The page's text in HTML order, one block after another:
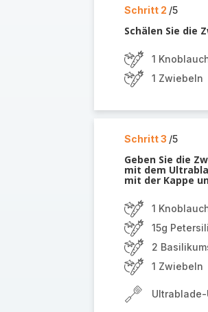
Schritt 2 /5
Schälen Sie die
1
1 Zwiebeln
Schritt 3 /5
Geben Sie die
mit dem
mit der Kappe
1
15g
2
1 Zwiebeln